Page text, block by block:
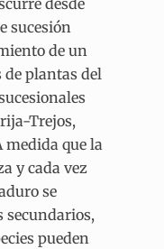
desde
sucesión
de un
de plantas del
Trejos,
medida que la
y cada vez
se
secundarios,
pueden